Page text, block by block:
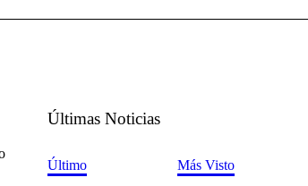
Últimas Noticias
Último Más Visto